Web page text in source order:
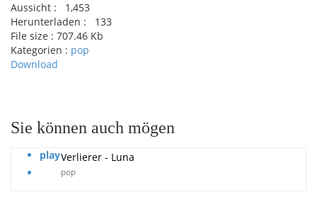
Aussicht :
1,453
Herunterladen :
133
File size : 707.46 Kb
Kategorien : pop
Download
Sie können auch mögen
playVerlierer - Luna
pop